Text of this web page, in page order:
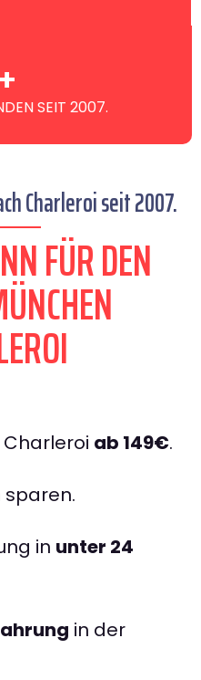
SEIT 2007.
+
Charleroi seit 2007.
FÜR DEN
ab 149€.
sparen.
in unter 24
in der